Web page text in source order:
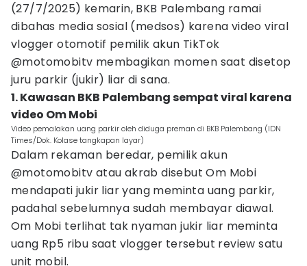
(27/7/2025) kemarin, BKB Palembang ramai
dibahas media sosial (medsos) karena video viral
vlogger otomotif pemilik akun TikTok
@motomobitv membagikan momen saat disetop
juru parkir (jukir) liar di sana.
1. Kawasan BKB Palembang sempat viral karena
video Om Mobi
Video pemalakan uang parkir oleh diduga preman di BKB Palembang (IDN
Times/Dok. Kolase tangkapan layar)
Dalam rekaman beredar, pemilik akun
@motomobitv atau akrab disebut Om Mobi
mendapati jukir liar yang meminta uang parkir,
padahal sebelumnya sudah membayar diawal.
Om Mobi terlihat tak nyaman jukir liar meminta
uang Rp5 ribu saat vlogger tersebut review satu
unit mobil.